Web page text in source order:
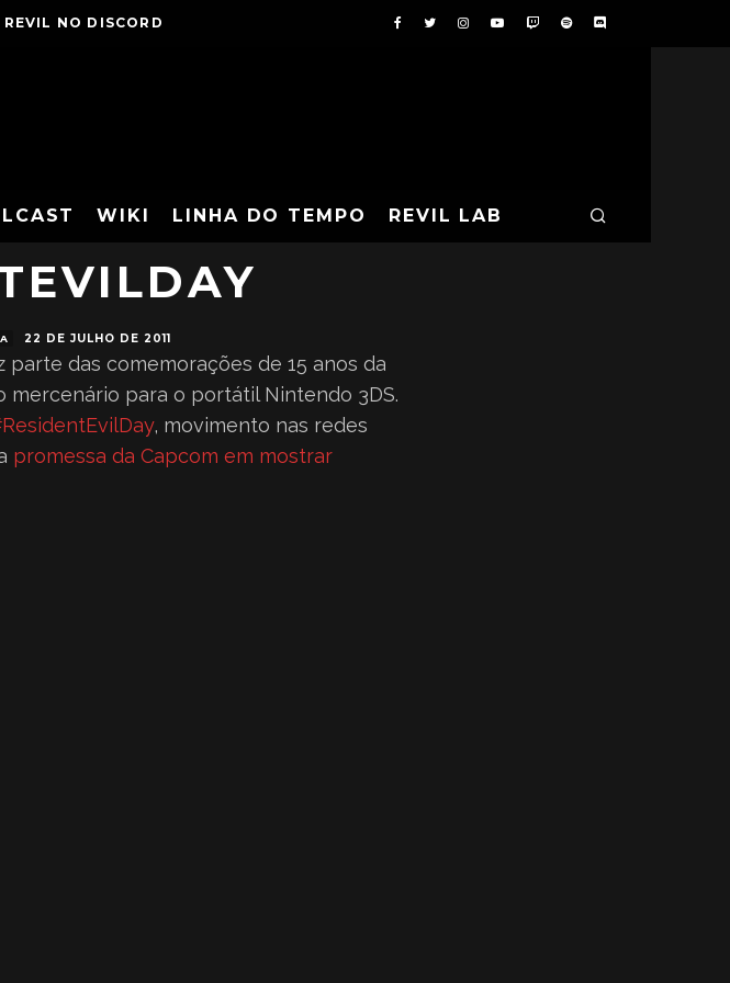
REVIL NO DISCORD
WIKI LINHA DO TEMPO REVIL LAB
3D NO
22 DE JULHO DE 2011
parte das comemorações de 15 anos da
mercenário para o portátil Nintendo 3DS.
, movimento nas redes
promessa da Capcom em mostrar